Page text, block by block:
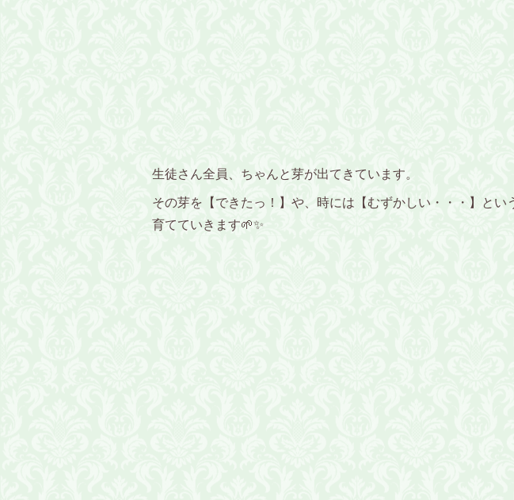
生徒さん全員、ちゃんと芽が出てきています。
その芽を【できたっ！】や、時には【むずかしい・・・】と
育てていきます🌱✨